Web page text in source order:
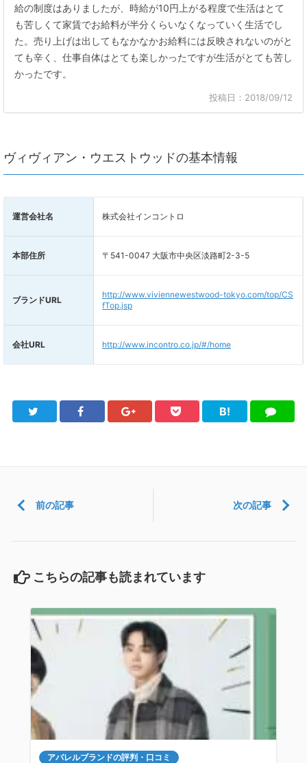
給の制度はありましたが、時給が10円上がる程度で生活はとて
も苦しくて家賃でお給料が半分くらいなくなっていく生活でし
た。売り上げは出してもなかなかお給料には反映されないのがと
ても辛く、仕事自体はとても楽しかったですが生活がとても苦し
かったです。
投稿日：2018/09/12
ヴィヴィアン・ウエストウッドの基本情報
運営会社名 株式会社インコントロ
本部住所 〒541-0047 大阪市中央区淡路町2-3-5
ブランドURL
http://www.viviennewestwood-tokyo.com/top/CS
fTop.jsp
会社URL http://www.incontro.co.jp/#/home
Twitter FacebookGoogle+Pocket
B!
は
LINE
前の記事 次の記事
こちらの記事も読まれています
アパレルブランドの評判・口コミ